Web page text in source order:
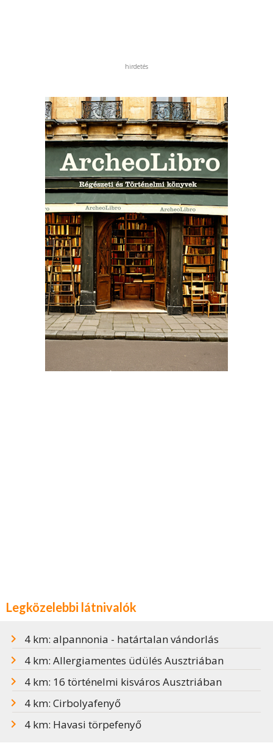
hirdetés
Legközelebbi látnivalók
4 km: alpannonia - határtalan vándorlás
4 km: Allergiamentes üdülés Ausztriában
4 km: 16 történelmi kisváros Ausztriában
4 km: Cirbolyafenyő
4 km: Havasi törpefenyő